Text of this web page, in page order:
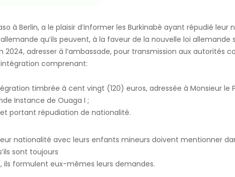
à Berlin, a le plaisir d’informer les Burkinabè ayant répudié leur
qu’ils peuvent, à la faveur de la nouvelle loi allemande
2024, adresser à l’ambassade, pour transmission aux autorités
comprenant:
timbrée à cent vingt (120) euros, adressée à Monsieur le
Instance de Ouaga I ;
portant répudiation de nationalité.
nationalité avec leurs enfants mineurs doivent mentionner
sont toujours
ils formulent eux-mêmes leurs demandes.